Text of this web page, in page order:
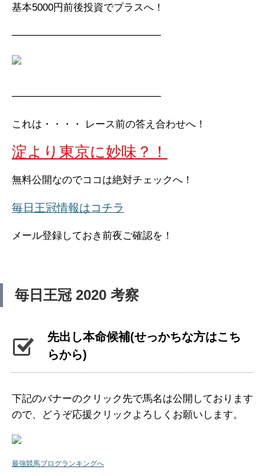
基本5000円前後投資でプラスへ！
─────────────────────
─────────────────────
これは・・・・ レース前の答え合わせへ！
淀より東京に妙味？！
無料公開なのでココは絶対チェックへ！
毎日王冠情報はコチラ
メール登録しておき前夜ご確認を！
毎日王冠 2020 考察
先出し本命候補(せっかちな方はこち
らから)
下記のバナーのクリック先で馬名は公開しております
ので、どうぞ応援クリックよろしくお願いします。
最強競馬ブログランキングへ